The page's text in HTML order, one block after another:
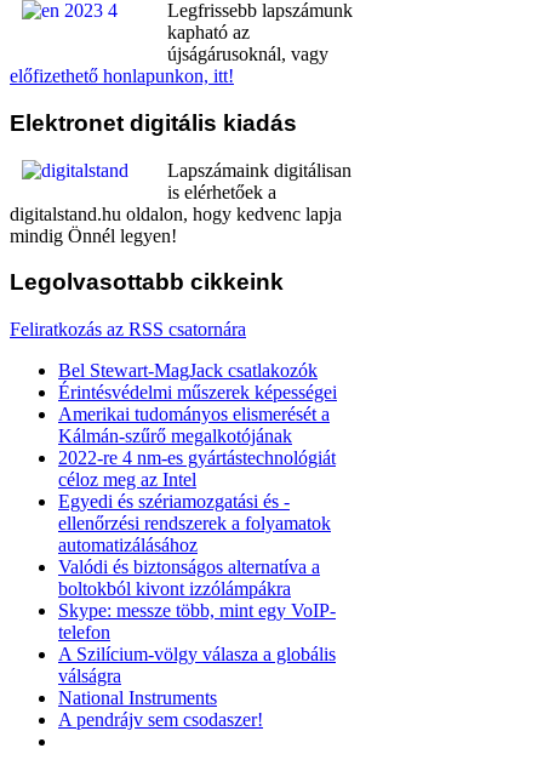
Legfrissebb lapszámunk
kapható az
újságárusoknál, vagy
előfizethető honlapunkon, itt!
Elektronet digitális kiadás
Lapszámaink digitálisan
is elérhetőek a
digitalstand.hu oldalon, hogy kedvenc lapja
mindig Önnél legyen!
Legolvasottabb cikkeink
Feliratkozás az RSS csatornára
Bel Stewart-MagJack csatlakozók
Érintésvédelmi műszerek képességei
Amerikai tudományos elismerését a
Kálmán-szűrő megalkotójának
2022-re 4 nm-es gyártástechnológiát
céloz meg az Intel
Egyedi és szériamozgatási és -
ellenőrzési rendszerek a folyamatok
automatizálásához
Valódi és biztonságos alternatíva a
boltokból kivont izzólámpákra
Skype: messze több, mint egy VoIP-
telefon
A Szilícium-völgy válasza a globális
válságra
National Instruments
A pendrájv sem csodaszer!